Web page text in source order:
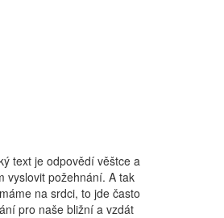
text je odpovědí věštce a
vyslovit požehnání. A tak
na srdci, to jde často
pro naše bližní a vzdát